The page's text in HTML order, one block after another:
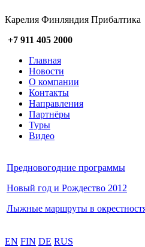
Карелия Финляндия Прибалтика
+7 911 405 2000
Главная
Новости
О компании
Контакты
Направления
Партнёры
Туры
Видео
Предновогодние программы
Новый год и Рождество 2012
Лыжные маршруты в
EN FIN DE RUS